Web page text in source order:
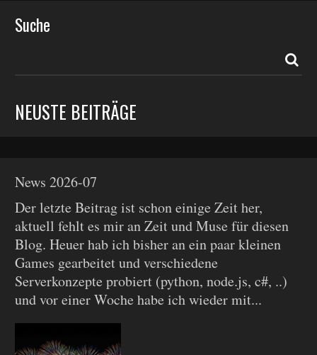
Suche
NEUSTE BEITRÄGE
News 2026-07
Der letzte Beitrag ist schon einige Zeit her,
aktuell fehlt es mir an Zeit und Muse für diesen
Blog. Heuer hab ich bisher an ein paar kleinen
Games gearbeitet und verschiedene
Serverkonzepte probiert (python, node.js, c#, ..)
und vor einer Woche habe ich wieder mit...